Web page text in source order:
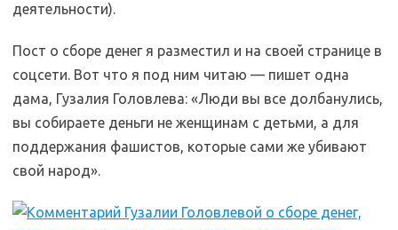
деятельности).
Пост о сборе денег я разместил и на своей странице в
соцсети. Вот что я под ним читаю — пишет одна
дама, Гузалия Головлева: «Люди вы все долбанулись,
вы собираете деньги не женщинам с детьми, а для
поддержания фашистов, которые сами же убивают
свой народ».